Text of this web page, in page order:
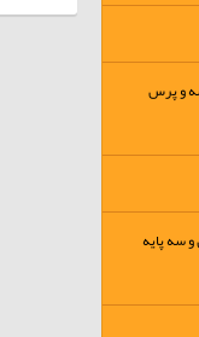
و پرس
سه پایه